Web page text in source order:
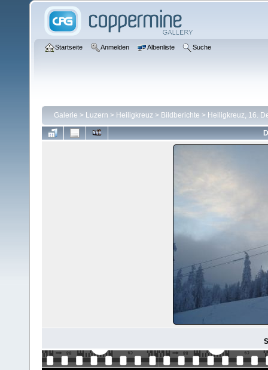
Startseite Anmelden Albenliste Suche
Galerie > Luzern > Heiligkreuz > Bildberichte > Heiligkreuz, 16.